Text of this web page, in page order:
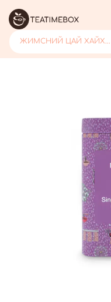
ЖИМСНИЙ ЦАЙ ХАЙХ...